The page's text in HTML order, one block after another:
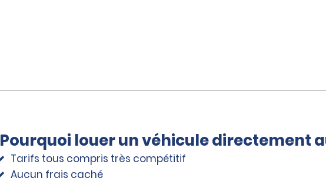
Pourquoi louer un véhicule directement
Tarifs tous compris très compétitif
Aucun frais caché